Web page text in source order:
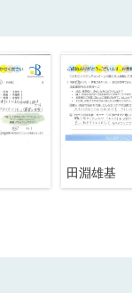
田淵雄基